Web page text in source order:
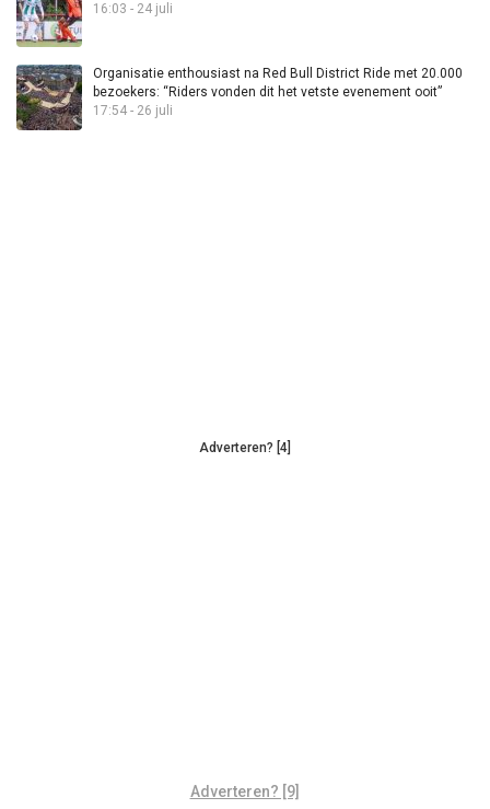
16:03 - 24 juli
Organisatie enthousiast na Red Bull District Ride met 20.000
bezoekers: “Riders vonden dit het vetste evenement ooit”
17:54 - 26 juli
Adverteren? [4]
Adverteren? [9]